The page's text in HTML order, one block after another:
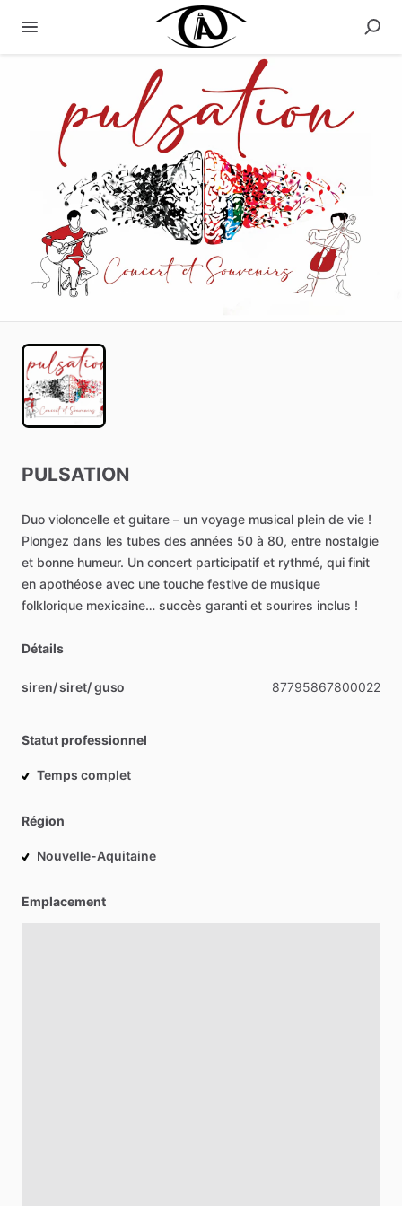
PULSATION
Duo violoncelle et guitare – un voyage musical plein de vie !
Plongez dans les tubes des années 50 à 80, entre nostalgie
et bonne humeur. Un concert participatif et rythmé, qui finit
en apothéose avec une touche festive de musique
folklorique mexicaine… succès garanti et sourires inclus !
Détails
siren/ siret/ guso 87795867800022
Statut professionnel
Temps complet
Région
Nouvelle-Aquitaine
Emplacement